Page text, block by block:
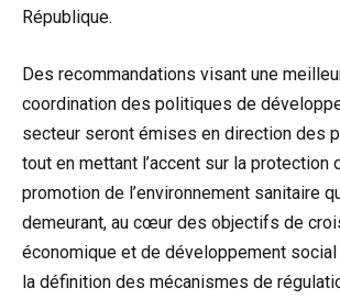
République.
Des recommandations visant une
coordination des politiques de
secteur seront émises en direction des
tout en mettant l’accent sur la protection
promotion de l’environnement sanitaire
demeurant, au cœur des objectifs de
économique et de développement
la définition des mécanismes de